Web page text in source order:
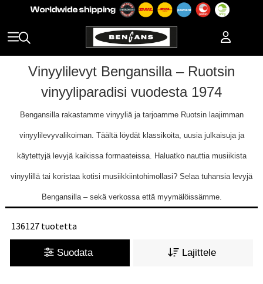
Vinyylilevyt Bengansilla – Ruotsin
vinyyliparadisi vuodesta 1974
Bengansilla rakastamme vinyyliä ja tarjoamme Ruotsin laajimman
vinyylilevyvalikoiman. Täältä löydät klassikoita, uusia julkaisuja ja
käytettyjä levyjä kaikissa formaateissa. Haluatko nauttia musiikista
vinyylillä tai koristaa kotisi musiikkiintohimollasi? Selaa tuhansia levyjä
Bengansilla – sekä verkossa että myymälöissämme.
136127 tuotetta
Suodata Lajittele